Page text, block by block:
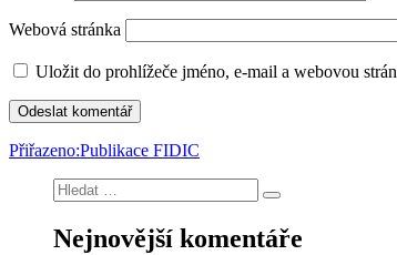
Webová stránka
Uložit do prohlížeče jméno, e-mail a webovou
Navigace
Přiřazeno:Publikace FIDIC
Hledat:
Hledání
Nejnovější komentáře